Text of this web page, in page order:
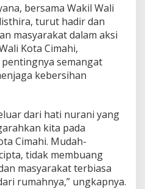
bersama Wakil Wali
turut hadir dan
masyarakat dalam aksi
Kota Cimahi,
semangat
kebersihan
dari hati nurani yang
kita pada
Cimahi. Mudah-
tidak membuang
masyarakat terbiasa
rumahnya,” ungkapnya.